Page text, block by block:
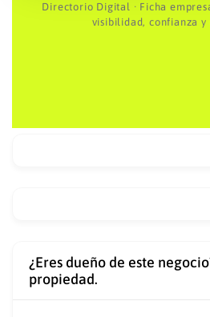
Directorio Digital · Ficha
visibilidad, confianza y
¿Eres dueño de este
propiedad.